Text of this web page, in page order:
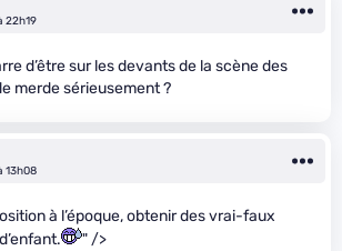
22h19
d’être sur les devants de la scène des
merde sérieusement ?
13h08
à l’époque, obtenir des vrai-faux
" />